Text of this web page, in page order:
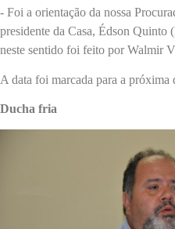
- Foi a orientação da nossa
presidente da Casa, Édson Quinto
neste sentido foi feito por Walmir
A data foi marcada para a próxima
Ducha fria